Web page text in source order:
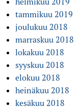
tammikuu 2019
joulukuu 2018
marraskuu 2018
lokakuu 2018
syyskuu 2018
elokuu 2018
heinäkuu 2018
kesäkuu 2018